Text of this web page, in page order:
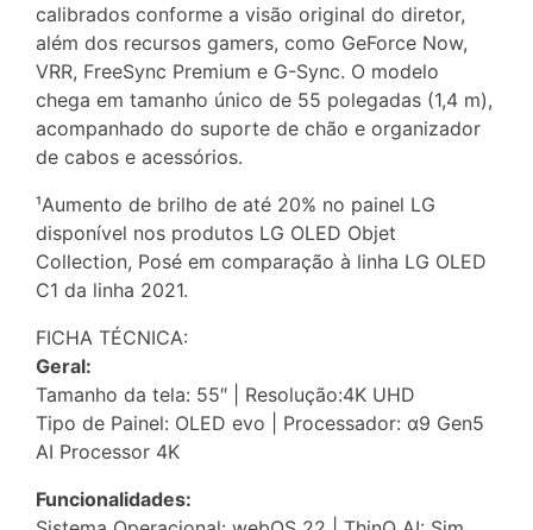
calibrados conforme a visão original do diretor,
além dos recursos gamers, como GeForce Now,
VRR, FreeSync Premium e G-Sync. O modelo
chega em tamanho único de 55 polegadas (1,4 m),
acompanhado do suporte de chão e organizador
de cabos e acessórios.
¹Aumento de brilho de até 20% no painel LG
disponível nos produtos LG OLED Objet
Collection, Posé em comparação à linha LG OLED
C1 da linha 2021.
FICHA TÉCNICA:
Geral:
Tamanho da tela: 55″ | Resolução:4K UHD
Tipo de Painel: OLED evo | Processador: α9 Gen5
AI Processor 4K
Funcionalidades: